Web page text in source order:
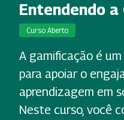
Entendendo
Curso Aberto
A gamificação é
para apoiar o
aprendizagem em
Neste curso, você